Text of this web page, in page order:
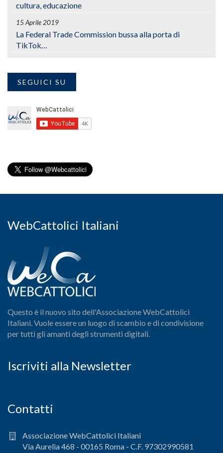
cultura, educazione
15 Aprile 2019
La Federal Trade Commission bussa alla porta di
TikTok…
SEGUICI SU
WebCattolici Italiani
Questo è il nuovo sito dell'Associazione WebCattolici
Italiani. Vuole essere un luogo di scambio e di condivisione
per tutti gli amanti degli strumenti digitali.
Iscriviti alla Newsletter
Contatti
Associazione WebCattolici Italiani
Via Aurelia 468 - 00165 Roma - C.F. 97302990581